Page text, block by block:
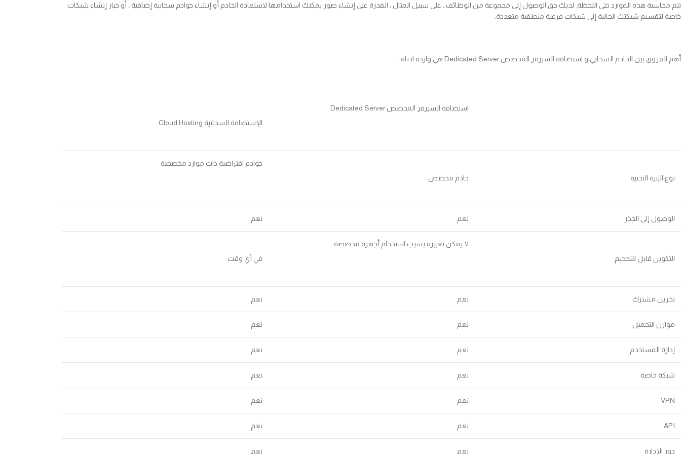
تتم محاسبة هذه الموارد حتى اللحظة. لديك حق الوصول إلى مجموعة من الوظائف ، على سبيل المثال ، القدرة على إنشاء صور يمكنك استخدامها لاستعادة الخادم أو إنشاء خوادم سحابية إضافية ، أو خيار إنشاء شبكات
خاصة لتقسيم شبكتك الحالية إلى شبكات فرعية منطقية متعددة.
أهم الفروق بين الخادم السحابي و استضافة السيرفر المخصص Dedicated Server هي واردة ادناه.
استضافة السيرفر المخصص Dedicated Server
الإستضافة السحابية Cloud Hosting
نوع البنية التحتية خادم مخصص
خوادم افتراضية ذات موارد مخصصة
الوصول إلى الجذر نعم نعم
التكوين قابل للتحجيم
لا يمكن تغييره بسبب استخدام أجهزة مخصصة
في أي وقت
تخزين مشترك نعم نعم
موازن التحميل نعم نعم
إدارة المستخدم نعم نعم
شبكة خاصة نعم نعم
VPN نعم نعم
API نعم نعم
دور الإدارة نعم نعم